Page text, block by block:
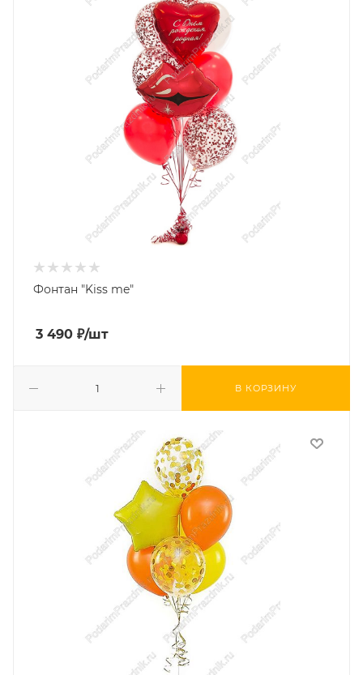
Фонтан "Kiss me"
3 490 ₽/шт
В КОРЗИНУ